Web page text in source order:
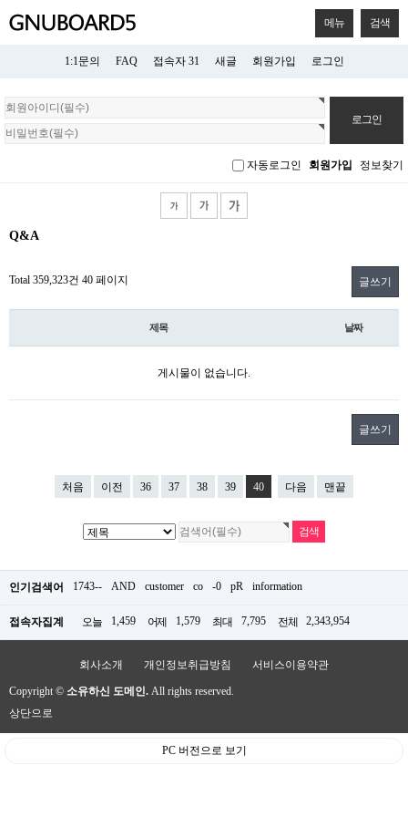
메뉴 검색
1:1문의 FAQ 접속자 31 새글 회원가입 로그인
회
원
로
자동로그인 회원가입 정보찾기
Q&A
Total 359,323건 40 페이지 글쓰기
제목 날짜
게시물이 없습니다.
글쓰기
처음 이전 36 37 38 39 40 다음 맨끝
인기검색어 1743-- AND customer co -0 pR information
접속자집계 오늘 1,459 어제 1,579 최대 7,795 전체 2,343,954
회사소개 개인정보취급방침 서비스이용약관
Copyright © 소유하신 도메인. All rights reserved.
상단으로
PC 버전으로 보기